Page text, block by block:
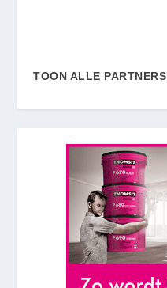
TOON ALLE PARTNERS